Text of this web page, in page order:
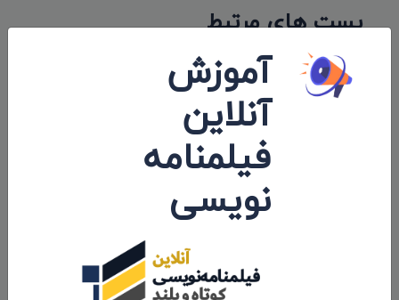
پست های مرتبط
برگزاری جشنواره فیلم کوتاه «هشت میلی
متری» به یاد «عباس کیارستمی» + معرفی
آموزش
آنلاین
فیلمنامه
نویسی